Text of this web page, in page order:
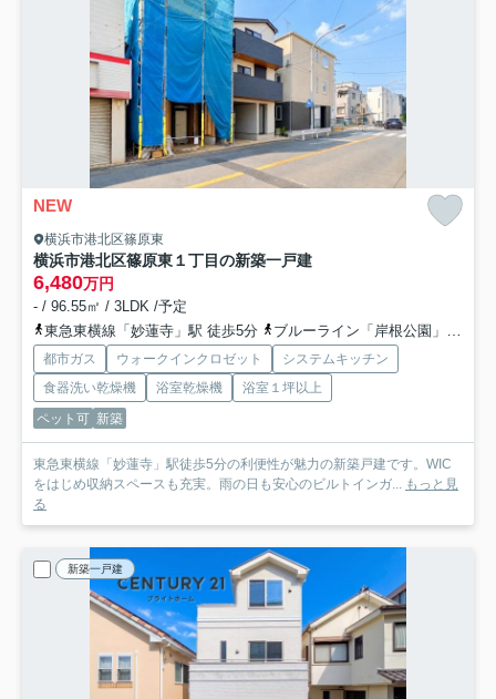
NEW
横浜市港北区篠原東
横浜市港北区篠原東１丁目の新築一戸建
6,480万円
- / 96.55㎡ / 3LDK /予定
東急東横線「妙蓮寺」駅 徒歩5分
ブルーライン「岸根公園」駅 徒歩18分
都市ガス ウォークインクロゼット
システムキッチン
食器洗い乾燥機
浴室乾燥機
浴室１坪以上
ペット可 新築
東急東横線「妙蓮寺」駅徒歩5分の利便性が魅力の新築戸建です。WIC
をはじめ収納スペースも充実。雨の日も安心のビルトインガ... もっと見
る
新築一戸建